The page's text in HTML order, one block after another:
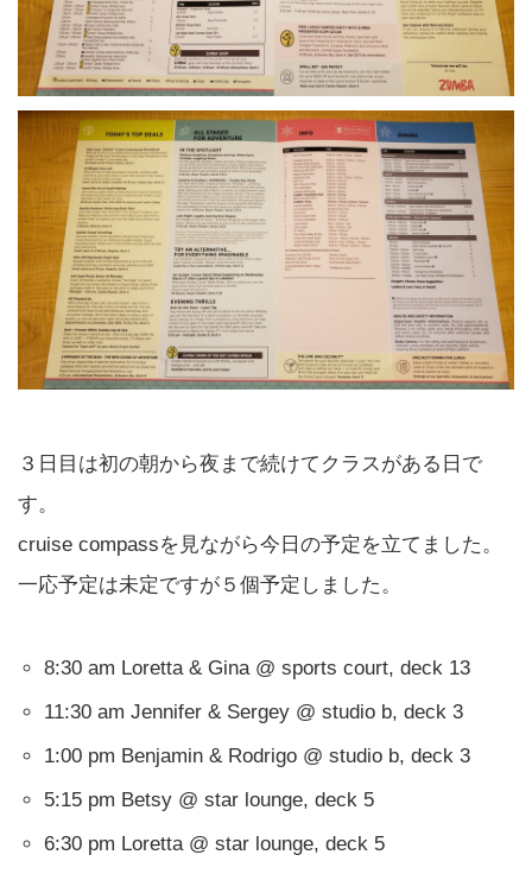
３日目は初の朝から夜まで続けてクラスがある日で
す。
cruise compassを見ながら今日の予定を立てました。
一応予定は未定ですが５個予定しました。
8:30 am Loretta & Gina @ sports court, deck 13
11:30 am Jennifer & Sergey @ studio b, deck 3
1:00 pm Benjamin & Rodrigo @ studio b, deck 3
5:15 pm Betsy @ star lounge, deck 5
6:30 pm Loretta @ star lounge, deck 5